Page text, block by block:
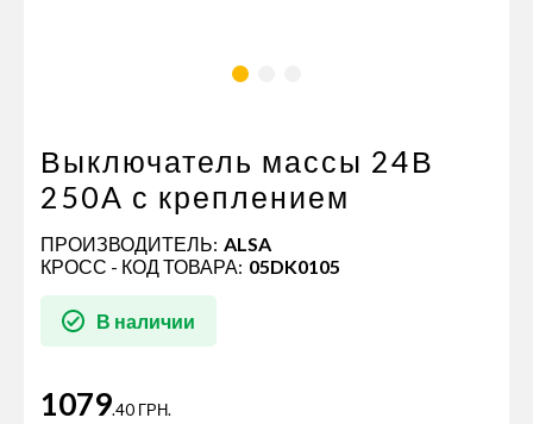
Выключатель массы 24В
250A с креплением
ПРОИЗВОДИТЕЛЬ: ALSA
КРОСС - КОД ТОВАРА: 05DK0105
В наличии
1079.40 ГРН.